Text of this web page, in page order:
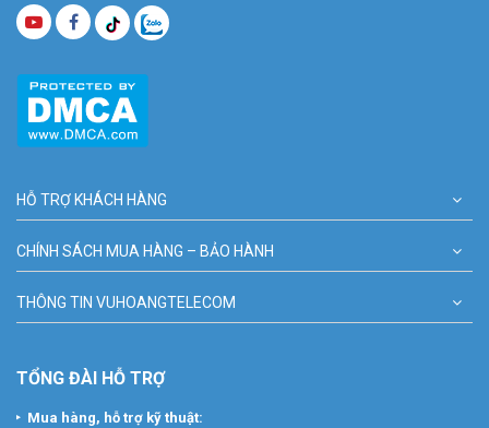
HỖ TRỢ KHÁCH HÀNG
CHÍNH SÁCH MUA HÀNG – BẢO HÀNH
THÔNG TIN VUHOANGTELECOM
TỔNG ĐÀI HỖ TRỢ
Mua hàng, hỗ trợ kỹ thuật: